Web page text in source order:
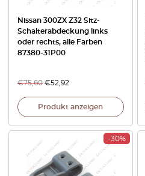
Nissan 300ZX Z32 Sitz-
Schalterabdeckung links
oder rechts, alle Farben
87380-31P00
€75,60 €52,92
Produkt anzeigen
-30%